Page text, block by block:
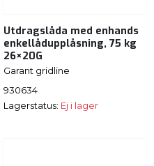
Utdragslåda med enhands
enkellådupplåsning, 75 kg
26×20G
Garant gridline
930634
Lagerstatus: Ej i lager